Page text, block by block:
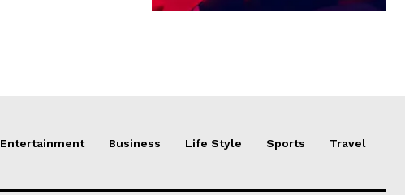
Entertainment Business Life Style Sports Travel